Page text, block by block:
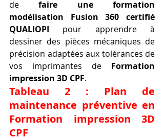
de faire une formation
modélisation Fusion 360 certifié
QUALIOPI pour apprendre à
dessiner des pièces mécaniques de
précision adaptées aux tolérances de
vos imprimantes de Formation
impression 3D CPF.
Tableau 2 : Plan de
maintenance préventive en
Formation impression 3D
CPF